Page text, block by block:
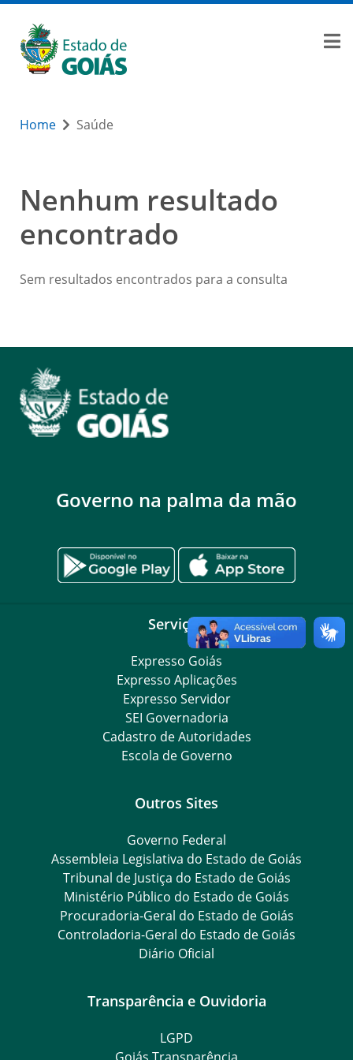
Home Saúde
Nenhum resultado
encontrado
Sem resultados encontrados para a consulta
Governo na palma da mão
Serviços
Expresso Goiás
Expresso Aplicações
Expresso Servidor
SEI Governadoria
Cadastro de Autoridades
Escola de Governo
Outros Sites
Governo Federal
Assembleia Legislativa do Estado de Goiás
Tribunal de Justiça do Estado de Goiás
Ministério Público do Estado de Goiás
Procuradoria-Geral do Estado de Goiás
Controladoria-Geral do Estado de Goiás
Diário Oficial
Transparência e Ouvidoria
LGPD